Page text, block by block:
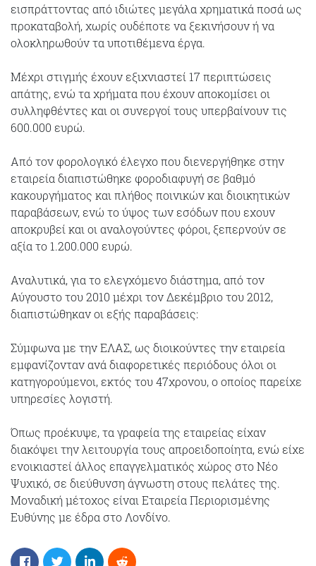
εισπράττοντας από ιδιώτες μεγάλα χρηματικά ποσά ως
προκαταβολή, χωρίς ουδέποτε να ξεκινήσουν ή να
ολοκληρωθούν τα υποτιθέμενα έργα.
Μέχρι στιγμής έχουν εξιχνιαστεί 17 περιπτώσεις
απάτης, ενώ τα χρήματα που έχουν αποκομίσει οι
συλληφθέντες και οι συνεργοί τους υπερβαίνουν τις
600.000 ευρώ.
Από τον φορολογικό έλεγχο που διενεργήθηκε στην
εταιρεία διαπιστώθηκε φοροδιαφυγή σε βαθμό
κακουργήματος και πλήθος ποινικών και διοικητικών
παραβάσεων, ενώ το ύψος των εσόδων που εχουν
αποκρυβεί και οι αναλογούντες φόροι, ξεπερνούν σε
αξία το 1.200.000 ευρώ.
Αναλυτικά, για το ελεγχόμενο διάστημα, από τον
Αύγουστο του 2010 μέχρι τον Δεκέμβριο του 2012,
διαπιστώθηκαν οι εξής παραβάσεις:
Σύμφωνα με την ΕΛΑΣ, ως διοικούντες την εταιρεία
εμφανίζονταν ανά διαφορετικές περιόδους όλοι οι
κατηγορούμενοι, εκτός του 47χρονου, ο οποίος παρείχε
υπηρεσίες λογιστή.
Όπως προέκυψε, τα γραφεία της εταιρείας είχαν
διακόψει την λειτουργία τους απροειδοποίητα, ενώ είχε
ενοικιαστεί άλλος επαγγελματικός χώρος στο Νέο
Ψυχικό, σε διεύθυνση άγνωστη στους πελάτες της.
Μοναδική μέτοχος είναι Εταιρεία Περιορισμένης
Ευθύνης με έδρα στο Λονδίνο.